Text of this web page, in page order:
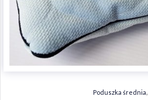
Poduszka średnia,